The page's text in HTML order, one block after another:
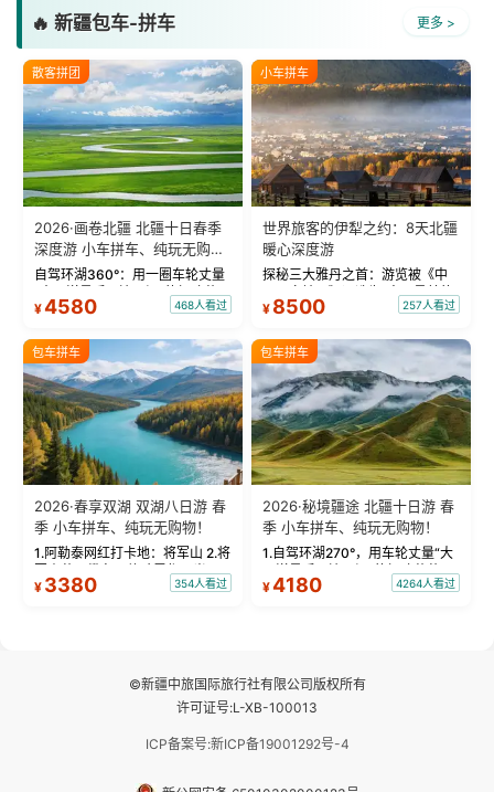
🔥 新疆包车-拼车 更多 >
散客拼团
2026·画卷北疆 北疆十日春季
深度游 小车拼车、纯玩无购
物！
自驾环湖360°：用一圈车轮丈量
“大西洋最后一滴眼泪”的极致蔚
蓝。 赛湖旅拍：甄选多款风格服
绝美瞬间。 赛湖坦克300跟车视
频：专业摄影师...
¥4580 468人看过
小车拼车
世界旅客的伊犁之约：8天北疆
暖心深度游
探秘三大雅丹之首：游览被《中
国国家地理》评选为“中国最美的
三大雅丹”第一名的克拉玛依魔鬼
瓦人最大村落——禾木村，欣赏
晨雾与小木...
¥ 8500 257人看过
包车拼车
2026·春享双湖 双湖八日游 春
季 小车拼车、纯玩无购物！
1.阿勒泰网红打卡地：将军山 2.将
军山落日缆车，体验雪都风光 3.
将军山，夕阳派对，蹦迪party 4.
¥ 3380 354人看过
包车拼车
2026·秘境疆途 北疆十日游 春
季 小车拼车、纯玩无购物！
1.自驾环湖270°，用车轮丈量“大
西洋最后一滴眼泪”的极致蔚蓝，
让雪山、花海与深邃湖水在转弯
¥4180 4264人看过
©新疆中旅国际旅行社有限公司版权所有
许可证号:L-XB-100013
ICP备案号:新ICP备19001292号-4